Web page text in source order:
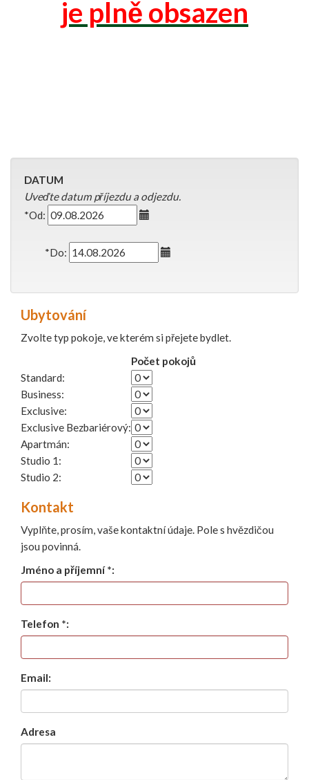
je plně obsazen
DATUM
Uveďte datum příjezdu a odjezdu.
*Od:
*Do:
Ubytování
Zvolte typ pokoje, ve kterém si přejete bydlet.
Počet pokojů
Standard:
Business:
Exclusive:
Exclusive Bezbariérový:
Apartmán:
Studio 1:
Studio 2:
Kontakt
Vyplňte, prosím, vaše kontaktní údaje. Pole s hvězdičou
jsou povinná.
Jméno a příjemní *:
Telefon *:
Email:
Adresa